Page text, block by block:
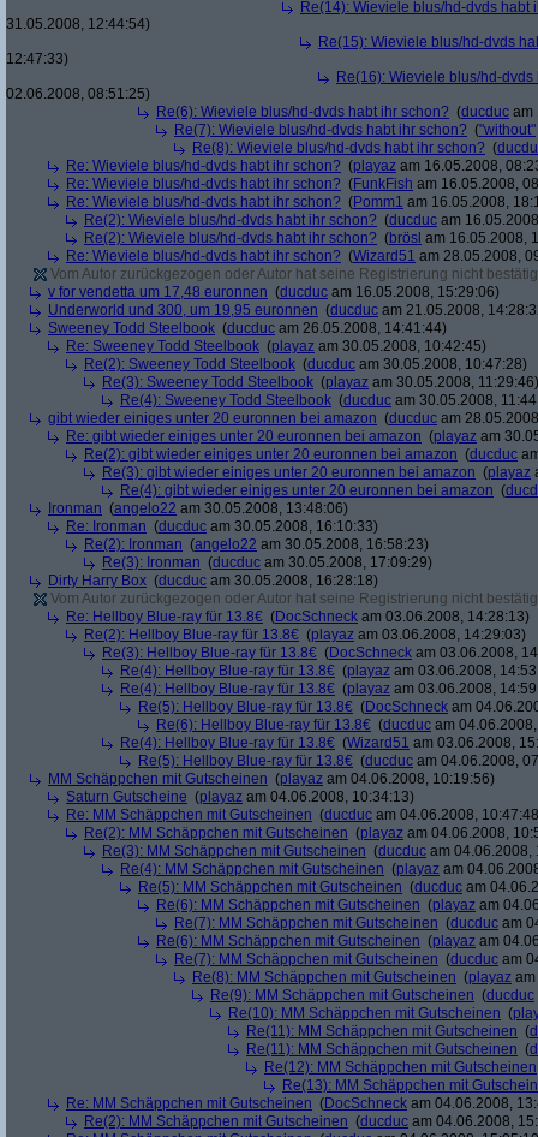
Re(14): Wieviele blus/hd-dvds habt
31.05.2008, 12:44:54)
Re(15): Wieviele blus/hd-dvds
12:47:33)
Re(16): Wieviele blus/hd-
02.06.2008, 08:51:25)
Re(6): Wieviele blus/hd-dvds habt ihr schon? (ducduc am
Re(7): Wieviele blus/hd-dvds habt ihr schon? ("without"
Re(8): Wieviele blus/hd-dvds habt ihr schon? (
Re: Wieviele blus/hd-dvds habt ihr schon? (playaz am 16.05.2008,
Re: Wieviele blus/hd-dvds habt ihr schon? (FunkFish am 16.05.2008,
Re: Wieviele blus/hd-dvds habt ihr schon? (Pomm1 am 16.05.2008,
Re(2): Wieviele blus/hd-dvds habt ihr schon? (ducduc am
Re(2): Wieviele blus/hd-dvds habt ihr schon? (brösl am 16.05.2008,
Re: Wieviele blus/hd-dvds habt ihr schon? (Wizard51 am 28.05.2008,
Vom Autor zurückgezogen oder Autor hat seine Registrierung nicht
v for vendetta um 17,48 euronnen (ducduc am 16.05.2008, 15:29:06)
Underworld und 300, um 19,95 euronnen (ducduc am 21.05.2008,
Sweeney Todd Steelbook (ducduc am 26.05.2008, 14:41:44)
Re: Sweeney Todd Steelbook (playaz am 30.05.2008, 10:42:45)
Re(2): Sweeney Todd Steelbook (ducduc am 30.05.2008, 10:47:28)
Re(3): Sweeney Todd Steelbook (playaz am 30.05.2008, 11:29:46)
Re(4): Sweeney Todd Steelbook (ducduc am 30.05.2008,
gibt wieder einiges unter 20 euronnen bei amazon (ducduc am
Re: gibt wieder einiges unter 20 euronnen bei amazon (playaz am
Re(2): gibt wieder einiges unter 20 euronnen bei amazon (ducduc
Re(3): gibt wieder einiges unter 20 euronnen bei amazon (playaz
Re(4): gibt wieder einiges unter 20 euronnen bei amazon (
Ironman (angelo22 am 30.05.2008, 13:48:06)
Re: Ironman (ducduc am 30.05.2008, 16:10:33)
Re(2): Ironman (angelo22 am 30.05.2008, 16:58:23)
Re(3): Ironman (ducduc am 30.05.2008, 17:09:29)
Dirty Harry Box (ducduc am 30.05.2008, 16:28:18)
Vom Autor zurückgezogen oder Autor hat seine Registrierung nicht
Re: Hellboy Blue-ray für 13.8€ (DocSchneck am 03.06.2008, 14:28:13)
Re(2): Hellboy Blue-ray für 13.8€ (playaz am 03.06.2008, 14:29:03)
Re(3): Hellboy Blue-ray für 13.8€ (DocSchneck am 03.06.2008,
Re(4): Hellboy Blue-ray für 13.8€ (playaz am 03.06.2008,
Re(4): Hellboy Blue-ray für 13.8€ (playaz am 03.06.2008,
Re(5): Hellboy Blue-ray für 13.8€ (DocSchneck am
Re(6): Hellboy Blue-ray für 13.8€ (ducduc am
Re(4): Hellboy Blue-ray für 13.8€ (Wizard51 am 03.06.2008,
Re(5): Hellboy Blue-ray für 13.8€ (ducduc am 04.06.2008,
MM Schäppchen mit Gutscheinen (playaz am 04.06.2008, 10:19:56)
Saturn Gutscheine (playaz am 04.06.2008, 10:34:13)
Re: MM Schäppchen mit Gutscheinen (ducduc am 04.06.2008,
Re(2): MM Schäppchen mit Gutscheinen (playaz am 04.06.2008,
Re(3): MM Schäppchen mit Gutscheinen (ducduc am 04.06.2008,
Re(4): MM Schäppchen mit Gutscheinen (playaz am
Re(5): MM Schäppchen mit Gutscheinen (ducduc am
Re(6): MM Schäppchen mit Gutscheinen (playaz am
Re(7): MM Schäppchen mit Gutscheinen (ducduc am
Re(6): MM Schäppchen mit Gutscheinen (playaz am
Re(7): MM Schäppchen mit Gutscheinen (ducduc am
Re(8): MM Schäppchen mit Gutscheinen (playaz
Re(9): MM Schäppchen mit Gutscheinen (ducduc
Re(10): MM Schäppchen mit Gutscheinen (
Re(11): MM Schäppchen mit Gutscheinen (
Re(11): MM Schäppchen mit Gutscheinen (
Re(12): MM Schäppchen mit Gutscheinen
Re(13): MM Schäppchen mit
Re: MM Schäppchen mit Gutscheinen (DocSchneck am 04.06.2008,
Re(2): MM Schäppchen mit Gutscheinen (ducduc am 04.06.2008,